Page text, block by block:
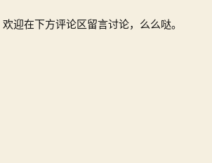
迎在下方评论区留言讨论，么么哒。